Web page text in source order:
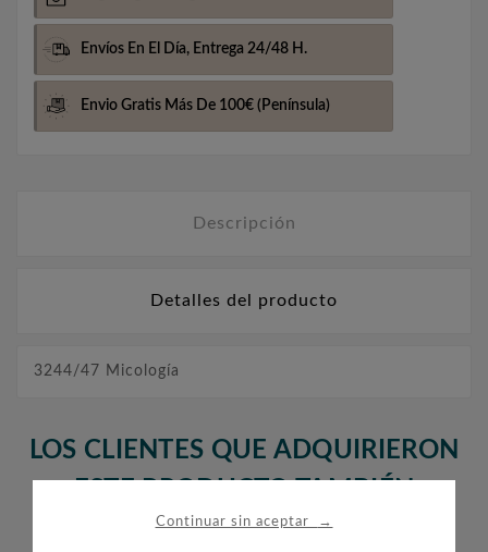
Continuar sin aceptar →
Envíos En El Día, Entrega 24/48 H.
Envio Gratis Más De 100€ (Península)
Descripción
Detalles del producto
3244/47 Micología
LOS CLIENTES QUE ADQUIRIERON
COMPRARON: